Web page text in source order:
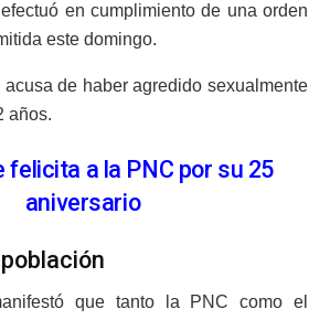
en cumplimiento de una orden
este domingo.
de haber agredido sexualmente
años.
felicita a la PNC por su 25
aniversario
que tanto la PNC como el